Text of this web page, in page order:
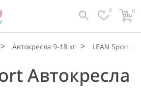
0 0
Автокресла 9-18 кг LEAN Sport
Автокресла